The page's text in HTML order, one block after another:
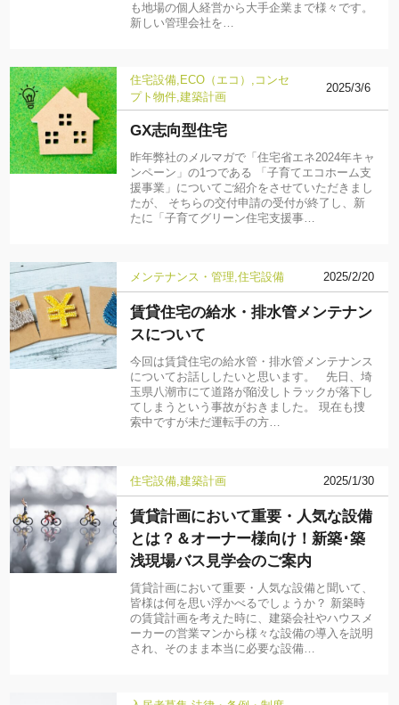
も地場の個人経営から大手企業まで様々です。
新しい管理会社を…
住宅設備 ECO（エコ）
コンセ
プト物件 建築計画
2025/3/6
GX志向型住宅
昨年弊社のメルマガで「住宅省エネ2024年キャ
ンペーン」の1つである 「子育てエコホーム支
援事業」についてご紹介をさせていただきまし
たが、 そちらの交付申請の受付が終了し、新
たに「子育てグリーン住宅支援事…
メンテナンス・管理 住宅設備 2025/2/20
賃貸住宅の給水・排水管メンテナン
スについて
今回は賃貸住宅の給水管・排水管メンテナンス
についてお話ししたいと思います。 先日、埼
玉県八潮市にて道路が陥没しトラックが落下し
てしまうという事故がおきました。 現在も捜
索中ですが未だ運転手の方…
住宅設備 建築計画 2025/1/30
賃貸計画において重要・人気な設備
とは？＆オーナー様向け！新築･築
浅現場バス見学会のご案内
賃貸計画において重要・人気な設備と聞いて、
皆様は何を思い浮かべるでしょうか？ 新築時
の賃貸計画を考えた時に、建築会社やハウスメ
ーカーの営業マンから様々な設備の導入を説明
され、そのまま本当に必要な設備…